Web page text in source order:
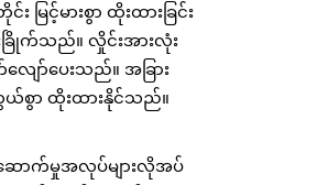
ြင့်မားစွာ ထိုးထားခြင်း
ခြိုက်သည်။ လှိုင်းအားလုံး
ာ်ပေးသည်။ အခြား
ယ်စွာ ထိုးထားနိုင်သည်။
ဆောက်မှုအလုပ်များလိုအပ်